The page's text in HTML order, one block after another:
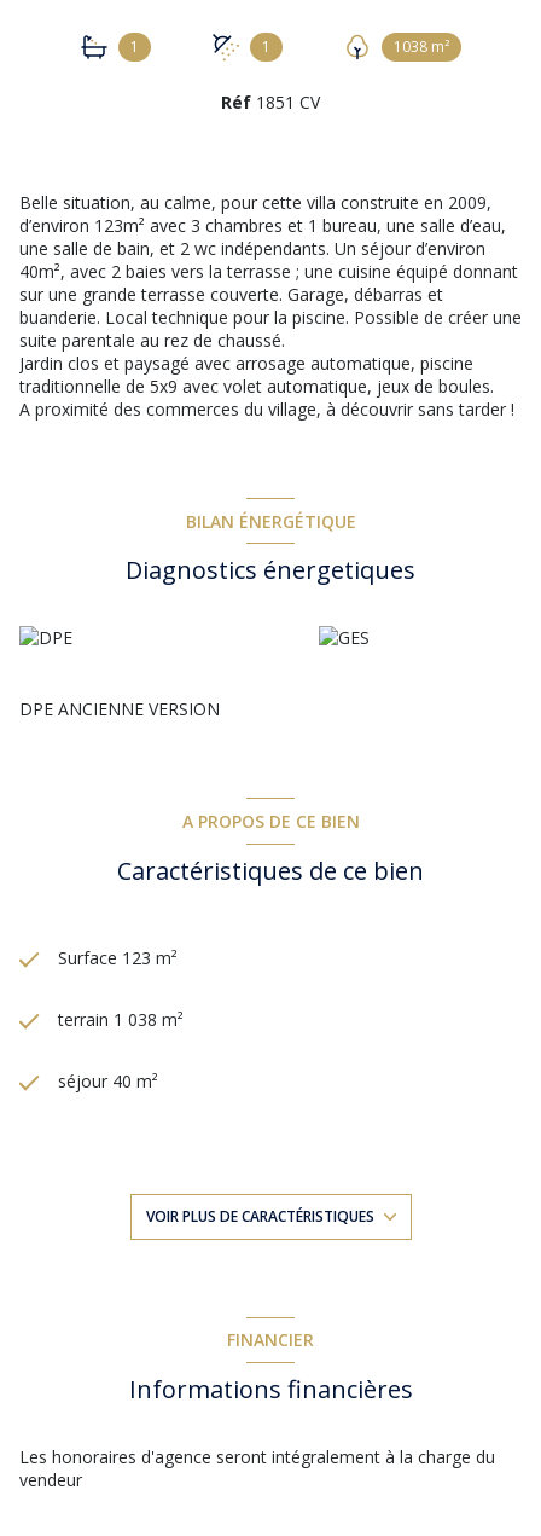
1 1 1038 m²
Réf 1851 CV
Belle situation, au calme, pour cette villa construite en 2009,
d’environ 123m² avec 3 chambres et 1 bureau, une salle d’eau,
une salle de bain, et 2 wc indépendants. Un séjour d’environ
40m², avec 2 baies vers la terrasse ; une cuisine équipé donnant
sur une grande terrasse couverte. Garage, débarras et
buanderie. Local technique pour la piscine. Possible de créer une
suite parentale au rez de chaussé.
Jardin clos et paysagé avec arrosage automatique, piscine
traditionnelle de 5x9 avec volet automatique, jeux de boules.
A proximité des commerces du village, à découvrir sans tarder !
BILAN ÉNERGÉTIQUE
Diagnostics énergetiques
DPE ANCIENNE VERSION
A PROPOS DE CE BIEN
Caractéristiques de ce bien
Surface 123 m²
terrain 1 038 m²
séjour 40 m²
cuisine séparée (équipée)
Chauffage individuel : panneaux rayonnant (electrique)
VOIR PLUS DE CARACTÉRISTIQUES
FINANCIER
Informations financières
Les honoraires d'agence seront intégralement à la charge du
vendeur